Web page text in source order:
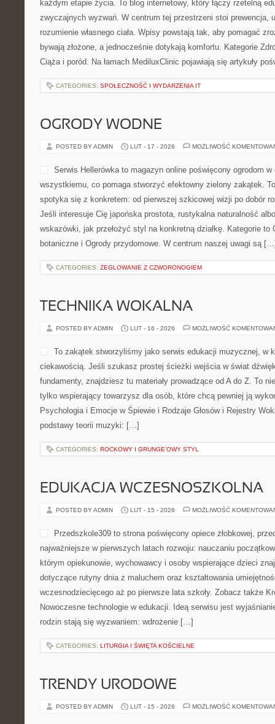
każdym etapie życia. To blog internetowy, który łączy rzetelną
zwyczajnych wyzwań. W centrum tej przestrzeni stoi prewencja,
rozumienie własnego ciała. Wpisy powstają tak, aby pomagać
bywają złożone, a jednocześnie dotykają komfortu. Kategorie
Ciąża i poród. Na łamach MediluxClinic pojawiają się artykuły
CATEGORIES: SPOŁECZNOŚĆ I WYDARZENIA IT
OGRODY WODNE
POSTED BY ADMIN LUT - 17 - 2026 MOŻLIWOŚĆ
Serwis Hellerówka to magazyn online poświęcony ogrodom
wszystkiemu, co pomaga stworzyć efektowny zielony zakątek.
spotyka się z konkretem: od pierwszej szkicowej wizji po dobór
Jeśli interesuje Cię japońska prostota, rustykalna naturalność
wskazówki, jak przełożyć styl na konkretną działkę. Kategorie to
botaniczne i Ogrody przydomowe. W centrum naszej uwagi są
CATEGORIES: ŻEGLOWANIE Z CZWORONOGIEM
TECHNIKA WOKALNA
POSTED BY ADMIN LUT - 16 - 2026 MOŻLIWOŚĆ
To zakątek stworzyliśmy jako serwis edukacji muzycznej, w
ciekawością. Jeśli szukasz prostej ścieżki wejścia w świat
fundamenty, znajdziesz tu materiały prowadzące od A do Z. To
tylko wspierający towarzysz dla osób, które chcą pewniej ją
Psychologia i Emocje w Śpiewie i Rodzaje Głosów i Rejestry
podstawy teorii muzyki: […]
CATEGORIES: ROCKOWY I GRUNGE’OWY STYL
EDUKACJA WCZESNOSZKOLNA
POSTED BY ADMIN LUT - 15 - 2026 MOŻLIWOŚĆ
Przedszkole309 to strona poświęcony opiece żłobkowej,
najważniejsze w pierwszych latach rozwoju: nauczaniu
którym opiekunowie, wychowawcy i osoby wspierające dzieci
dotyczące rutyny dnia z maluchem oraz kształtowania
wczesnodziecięcego aż po pierwsze lata szkoły. Zobacz także
Nowoczesne technologie w edukacji. Ideą serwisu jest
rodzin stają się wyzwaniem: wdrożenie […]
CATEGORIES: LITURGIA I ŚWIĘTA KOŚCIELNE
TRENDY URODOWE
POSTED BY ADMIN LUT - 15 - 2026 MOŻLIWOŚĆ